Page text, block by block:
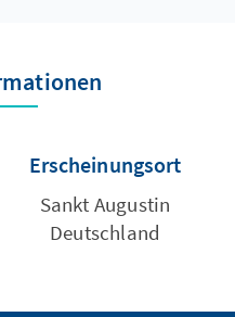
Erscheinungsort
Sankt Augustin
Deutschland